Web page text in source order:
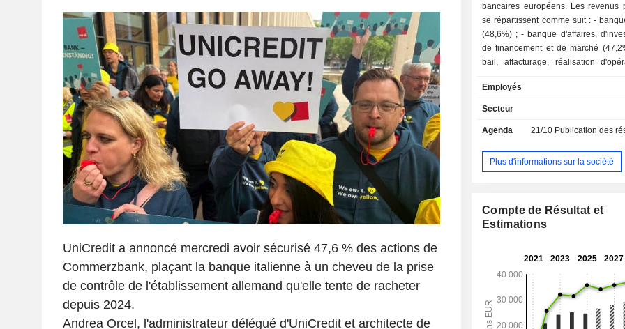
UniCredit a annoncé mercredi avoir sécurisé 47,6 % des actions de
Commerzbank, plaçant la banque italienne à un cheveu de la prise
de contrôle de l'établissement allemand qu'elle tente de racheter
depuis 2024.
Andrea Orcel, l'administrateur délégué d'UniCredit et architecte de
bancaires européens. Les revenus
se répartissent comme suit : - banque de détail
(48,6%) ; - banque d'affaires, d'investissement,
de financement et de marché
bail, affacturage, réalisation
change, d'actions et de
intermédiation boursière, etc. ; - autres (4,2%). A
d'encours de dépôts et 433,5
produits et services est assurée au
réseau de 3 075 agences
intragroupe) est la suivante :
Allemagne (21,9%), Europe centrale
Employés
Secteur
Agenda 21/10 Publication des résultats
Plus d'informations sur la société
Compte de Résultat et
Estimations